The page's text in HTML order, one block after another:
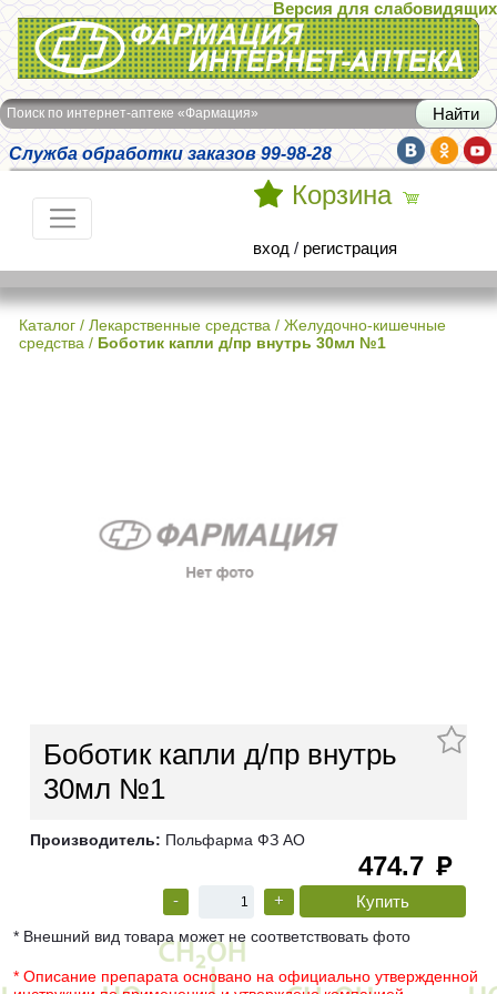
Интернет-аптека Фармация
Версия для слабовидящих
Поиск по интернет-аптеке «Фармация»
Служба обработки заказов 99-98-28
Корзина
вход / регистрация
Каталог / Лекарственные средства / Желудочно-кишечные
средства / Боботик капли д/пр внутрь 30мл №1
Боботик капли д/пр внутрь
30мл №1
Производитель: Польфарма ФЗ АО
474.7 руб
- +
* Внешний вид товара может не соответствовать фото
* Описание препарата основано на официально утвержденной